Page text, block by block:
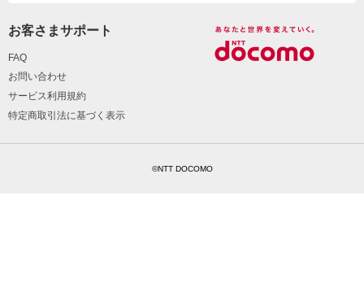
お客さまサポート
FAQ
お問い合わせ
サービス利用規約
特定商取引法に基づく表示
©NTT DOCOMO